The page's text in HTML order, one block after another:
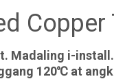
Madaling i-
120℃ at